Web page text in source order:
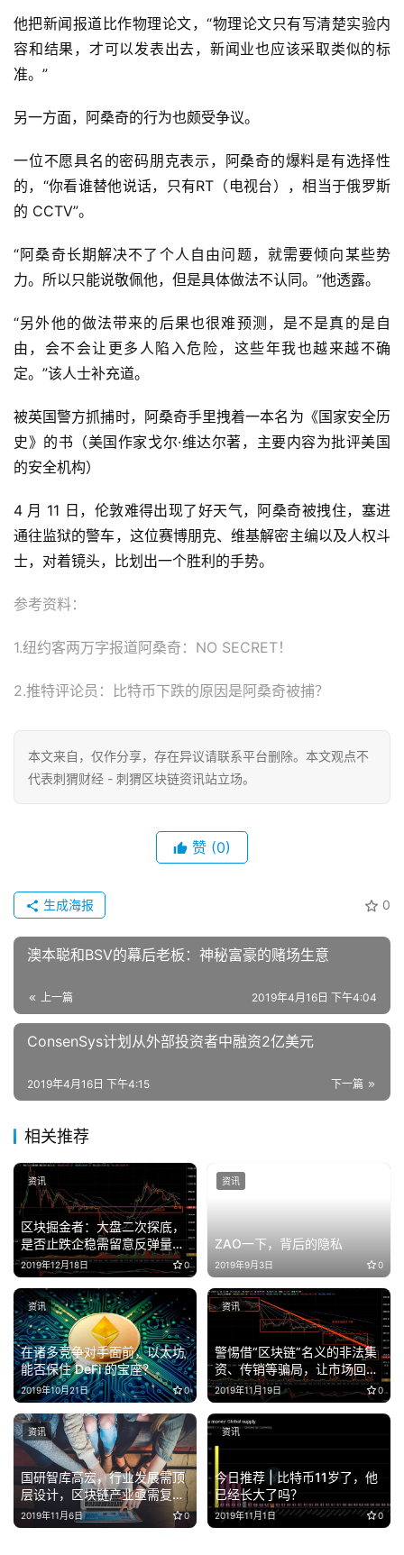
他把新闻报道比作物理论文，“物理论文只有写清楚实验内
容和结果，才可以发表出去，新闻业也应该采取类似的标
准。”
另一方面，阿桑奇的行为也颇受争议。
一位不愿具名的密码朋克表示，阿桑奇的爆料是有选择性
的，“你看谁替他说话，只有RT（电视台），相当于俄罗斯
的 CCTV”。
“阿桑奇长期解决不了个人自由问题，就需要倾向某些势
力。所以只能说敬佩他，但是具体做法不认同。”他透露。
“另外他的做法带来的后果也很难预测，是不是真的是自
由，会不会让更多人陷入危险，这些年我也越来越不确
定。”该人士补充道。
被英国警方抓捕时，阿桑奇手里拽着一本名为《国家安全历
史》的书（美国作家戈尔·维达尔著，主要内容为批评美国
的安全机构）
4 月 11 日，伦敦难得出现了好天气，阿桑奇被拽住，塞进
通往监狱的警车，这位赛博朋克、维基解密主编以及人权斗
士，对着镜头，比划出一个胜利的手势。
参考资料：
1.纽约客两万字报道阿桑奇：NO SECRET！
2.推特评论员：比特币下跌的原因是阿桑奇被捕？
本文来自 ，仅作分享，存在异议请联系平台删除。本文观点不
代表刺猬财经 - 刺猬区块链资讯站立场。
赞 (0)
0
生成海报
澳本聪和BSV的幕后老板：神秘富豪的赌场生意
上一篇 2019年4月16日 下午4:04
ConsenSys计划从外部投资者中融资2亿美元
下一篇
2019年4月16日 下午4:15
相关推荐
区块掘金者：大盘二次探底，
是否止跌企稳需留意反弹量能
变化
2019年12月18日 0
资讯
ZAO一下，背后的隐私
2019年9月3日 0
资讯
在诸多竞争对手面前，以太坊
能否保住 DeFi 的宝座？
2019年10月21日 0
资讯
警惕借“区块链”名义的非法集
资、传销等骗局，让市场回归
理性
2019年11月19日 0
资讯
国研智库高宏，行业发展需顶
层设计，区块链产业亟需复合
型人才
2019年11月6日 0
资讯
今日推荐 | 比特币11岁了，他
已经长大了吗？
2019年11月1日 0
资讯